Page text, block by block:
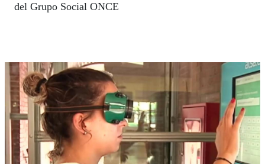
del Grupo Social ONCE